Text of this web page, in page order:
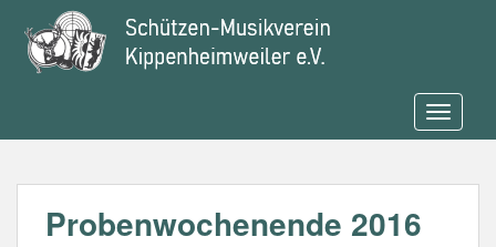
o
Probenwochenende 2016